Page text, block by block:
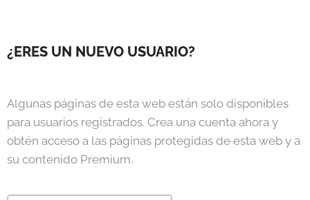
¿ERES UN NUEVO USUARIO?
Algunas páginas de esta web están solo disponibles
para usuarios registrados. Crea una cuenta ahora y
obtén acceso a las páginas protegidas de esta web y a
su contenido Premium.